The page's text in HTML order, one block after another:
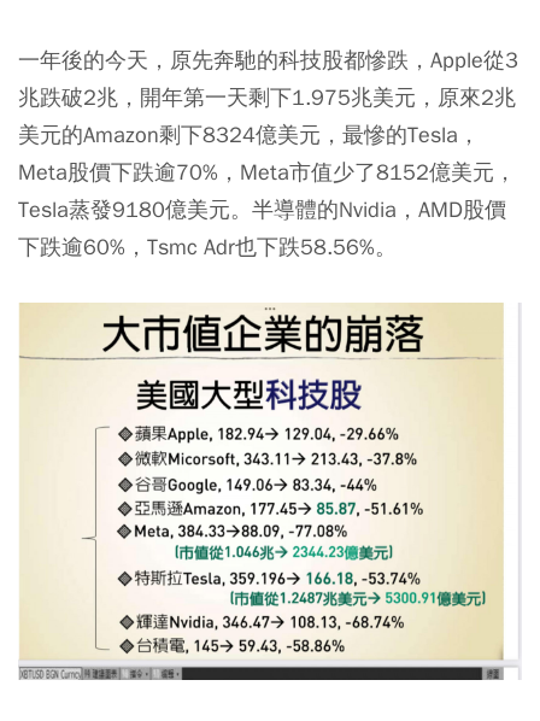
一年後的今天，原先奔馳的科技股都慘跌，Apple從3
兆跌破2兆，開年第一天剩下1.975兆美元，原來2兆
美元的Amazon剩下8324億美元，最慘的Tesla，
Meta股價下跌逾70%，Meta市值少了8152億美元，
Tesla蒸發9180億美元。半導體的Nvidia，AMD股價
下跌逾60%，Tsmc Adr也下跌58.56%。